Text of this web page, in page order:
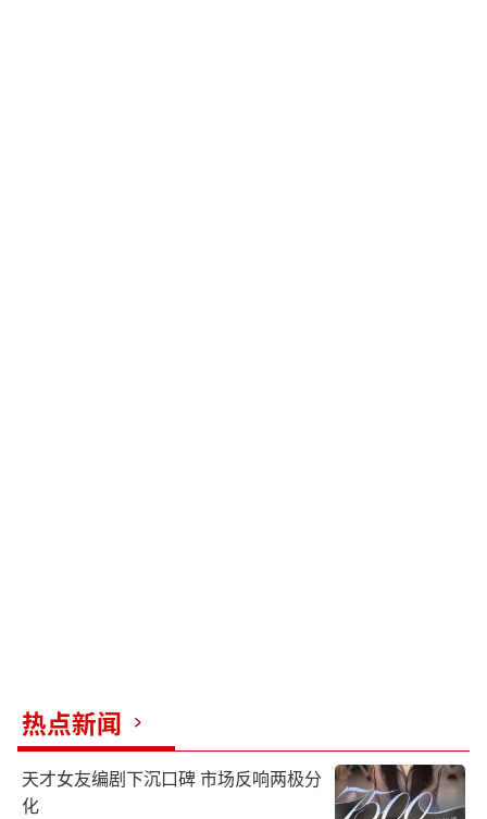
热点新闻
天才女友编剧下沉口碑 市场反响两极分
化